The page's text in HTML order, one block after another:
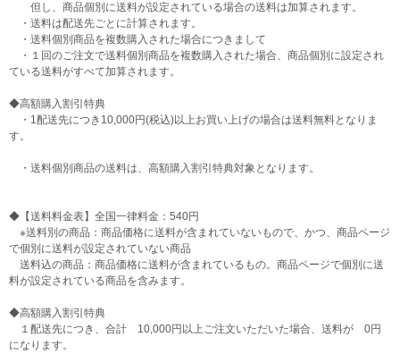
但し、商品個別に送料が設定されている場合の送料は加算されます。
・送料は配送先ごとに計算されます。
・送料個別商品を複数購入された場合につきまして
・１回のご注文で送料個別商品を複数購入された場合、商品個別に設定され
ている送料がすべて加算されます。
◆高額購入割引特典
・1配送先につき10,000円(税込)以上お買い上げの場合は送料無料となりま
す。
・送料個別商品の送料は、高額購入割引特典対象となります。
◆【送料料金表】全国一律料金：540円
※送料別の商品：商品価格に送料が含まれていないもので、かつ、商品ページ
で個別に送料が設定されていない商品
送料込の商品：商品価格に送料が含まれているもの。商品ページで個別に送
料が設定されている商品を含みます。
◆高額購入割引特典
１配送先につき、合計 10,000円以上ご注文いただいた場合、送料が 0円
になります。